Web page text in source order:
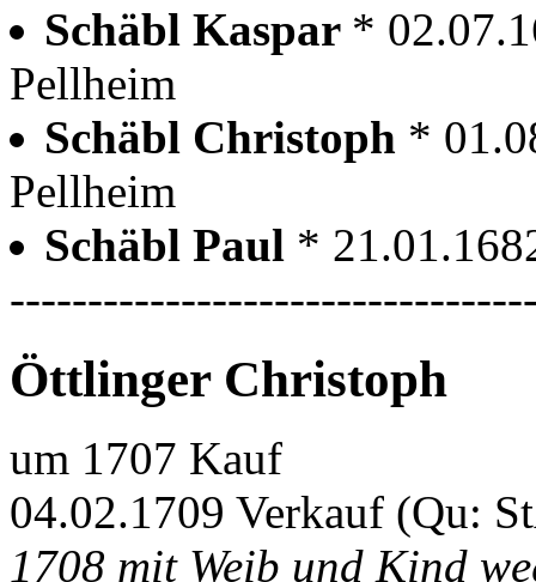
Schäbl Kaspar *
Pellheim
Schäbl Christoph *
Pellheim
Schäbl Paul *
Öttlinger Christoph
um 1707 Kauf
04.02.1709 Verkauf (Qu:
1708 mit Weib und Kind